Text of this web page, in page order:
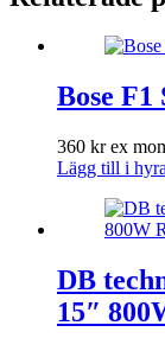
Bose F1
360 krex
Lägg till i hyra
DB
15″